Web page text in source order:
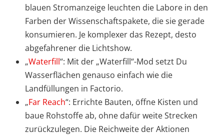
blauen Stromanzeige leuchten die Labore in den
Farben der Wissenschaftspakete, die sie gerade
konsumieren. Je komplexer das Rezept, desto
abgefahrener die Lichtshow.
„Waterfill“: Mit der „Waterfill“-Mod setzt Du
Wasserflächen genauso einfach wie die
Landfüllungen in Factorio.
„Far Reach“: Errichte Bauten, öffne Kisten und
baue Rohstoffe ab, ohne dafür weite Strecken
zurückzulegen. Die Reichweite der Aktionen